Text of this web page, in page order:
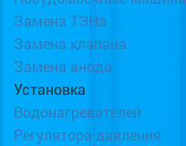
Замена ТЭНа
Замена клапана
Замена анода
Установка
Водонагревателей
Регулятора давления